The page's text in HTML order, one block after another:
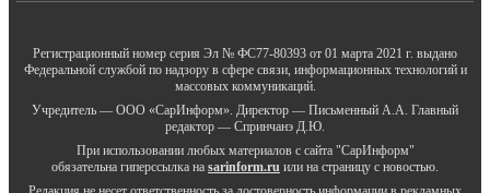
Регистрационный номер серия Эл № ФС77-80393 от 01 марта 2021 г. выдано
Федеральной службой по надзору в сфере связи, информационных технологий и
массовых коммуникаций.
Учредитель — ООО «СарИнформ». Директор — Письменный А.А. Главный
редактор — Спринчанэ Д.Ю.
При использовании любых материалов с сайта "СарИнформ"
обязательна гиперссылка на sarinform.ru или на страницу с новостью.